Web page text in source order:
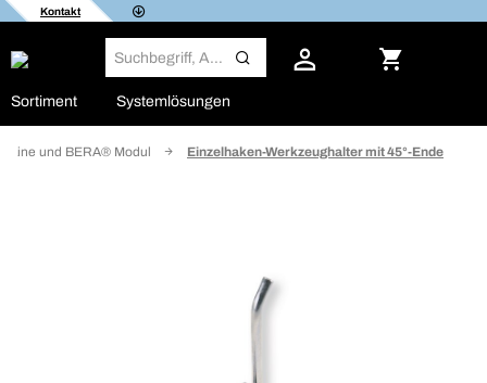
Kontakt
Sortiment Systemlösungen
Line und BERA® Modul Einzelhaken-Werkzeughalter mit 45°-Ende